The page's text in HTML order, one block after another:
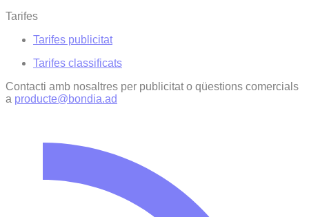
Tarifes
Tarifes publicitat
Tarifes classificats
Contacti amb nosaltres per publicitat o qüestions comercials
a producte@bondia.ad